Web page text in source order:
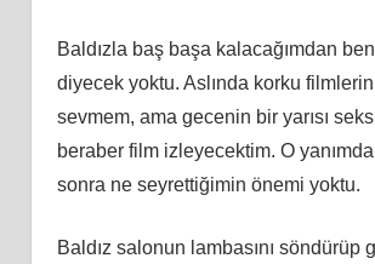
Baldızla baş başa kalacağımdan
diyecek yoktu. Aslında korku
sevmem, ama gecenin bir yarısı
beraber film izleyecektim. O
sonra ne seyrettiğimin önemi yoktu.
Baldız salonun lambasını söndürüp